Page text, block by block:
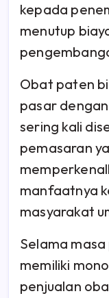
kepada
menutup
Obat paten
pasar
sering kali
pemasaran
manfaatnya
masyarakat
Selama
memiliki
penjualan